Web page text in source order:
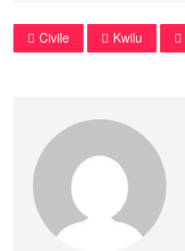
Civile Kwilu